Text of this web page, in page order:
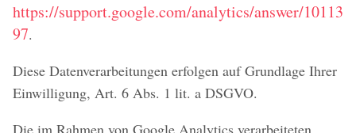
https://support.google.com/analytics/answer/10113
97.
Diese Datenverarbeitungen erfolgen auf Grundlage Ihrer
Einwilligung, Art. 6 Abs. 1 lit. a DSGVO.
Die im Rahmen von Google Analytics verarbeiteten